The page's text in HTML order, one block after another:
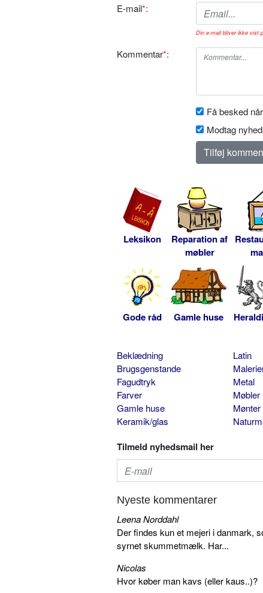
E-mail*:
Din e-mail bliver ikke vist
Kommentar*:
Få besked
Modtag
Leksikon
Reparation af
møbler
Gode råd Gamle huse
Beklædning
Brugsgenstande
Fagudtryk
Farver
Gamle huse
Keramik/glas
Latin
Metal
Møbler
Mønter
Tilmeld nyhedsmail her
Nyeste kommentarer
Leena Norddahl
Der findes kun et mejeri i
syrnet skummetmælk. Har...
Nicolas
Hvor køber man kavs (eller kaus..)?